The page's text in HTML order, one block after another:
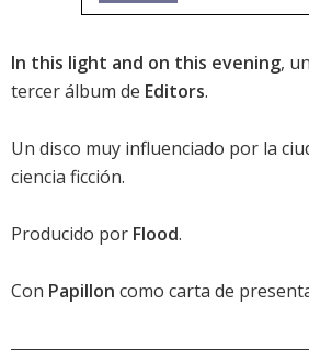
In this light and on this evening,
tercer álbum de Editors.
Un disco muy influenciado por la
ciencia ficción.
Producido por Flood.
Con Papillon como carta de